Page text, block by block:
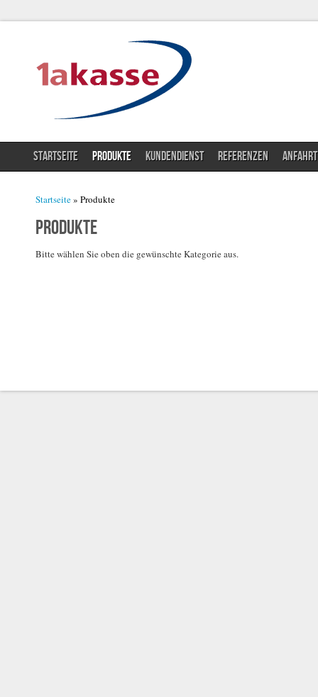
STARTSEITE PRODUKTE KUNDENDIENST REFERENZEN ANFAHRT
Sie sind hier
Startseite» Produkte
Produkte
Bitte wählen Sie oben die gewünschte Kategorie aus.